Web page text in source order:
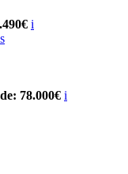
i
78.000€ i